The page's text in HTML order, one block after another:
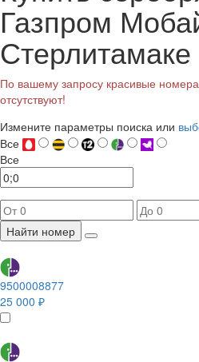
Газпром
Стерлитамаке
По вашему запросу красивые
отсутствуют!
Измените параметры поиска или
Все
Все
Найти номер
9500008877
25 000 ₽